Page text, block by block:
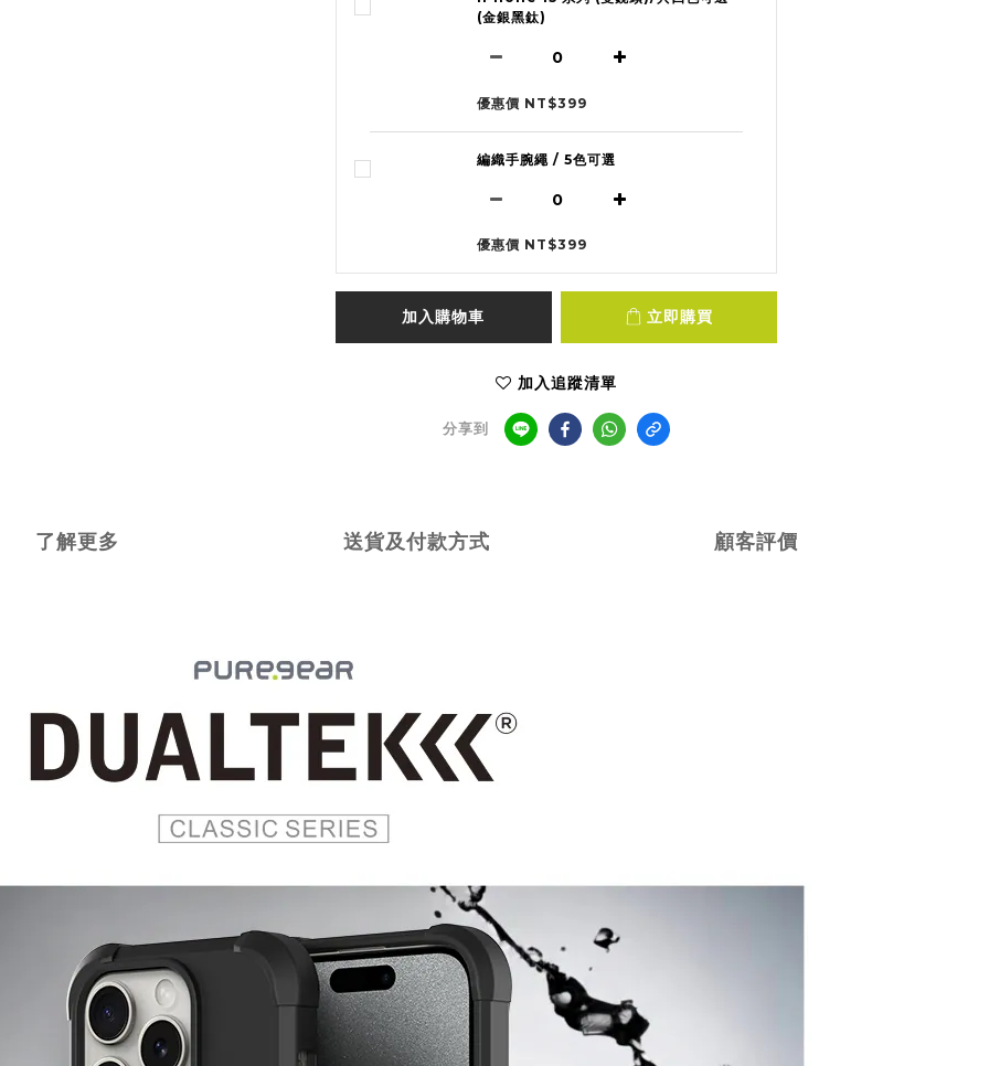
(金銀黑鈦)
優惠價 NT$399
編織手腕繩 / 5色可選
優惠價 NT$399
加入購物車 立即購買
加入追蹤清單
分享到
了解更多 送貨及付款方式 顧客評價